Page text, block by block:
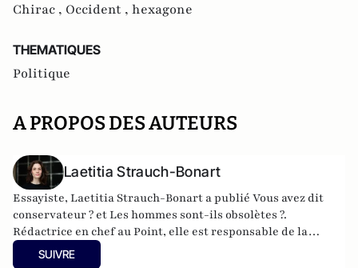
Chirac , Occident , hexagone
THEMATIQUES
Politique
A PROPOS DES AUTEURS
Laetitia Strauch-Bonart
Essayiste, Laetitia Strauch-Bonart a publié Vous avez dit
conservateur ? et Les hommes sont-ils obsolètes ?.
Rédactrice en chef au Point, elle est responsable de la
rubrique « Débats » et de la veille d’idées « Phébé ».
SUIVRE